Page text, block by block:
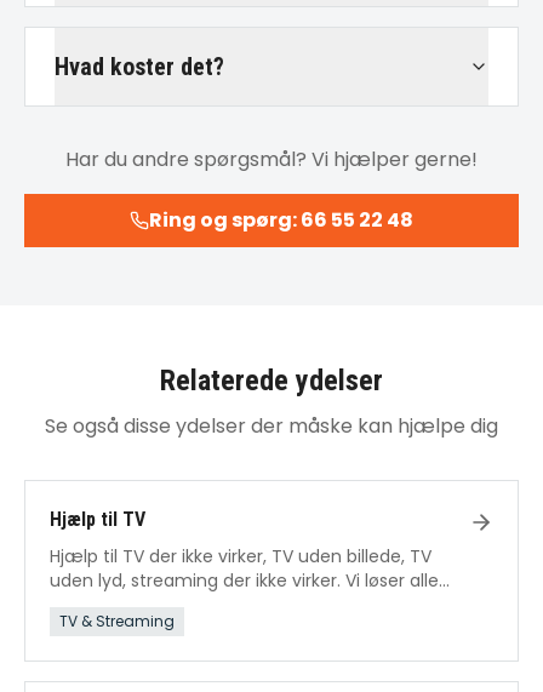
Hvad koster det?
Har du andre spørgsmål? Vi hjælper gerne!
Ring og spørg: 66 55 22 48
Relaterede ydelser
Se også disse ydelser der måske kan hjælpe dig
Hjælp til TV
Hjælp til TV der ikke virker, TV uden billede, TV
uden lyd, streaming der ikke virker. Vi løser alle
TV-problemer.
TV & Streaming